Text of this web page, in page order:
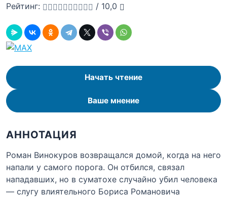
Рейтинг:
/ 10,0
Начать чтение
Ваше мнение
АННОТАЦИЯ
Роман Винокуров возвращался домой, когда на него
напали у самого порога. Он отбился, связал
нападавших, но в суматохе случайно убил человека
— слугу влиятельного Бориса Романовича